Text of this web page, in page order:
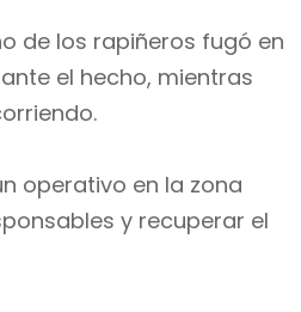
de los rapiñeros fugó en
el hecho, mientras
operativo en la zona
y recuperar el